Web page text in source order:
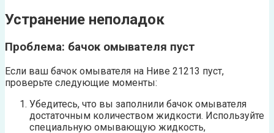
Устранение неполадок
Проблема: бачок омывателя пуст
Если ваш бачок омывателя на Ниве 21213 пуст,
проверьте следующие моменты:
Убедитесь, что вы заполнили бачок омывателя
достаточным количеством жидкости. Используйте
специальную омывающую жидкость,